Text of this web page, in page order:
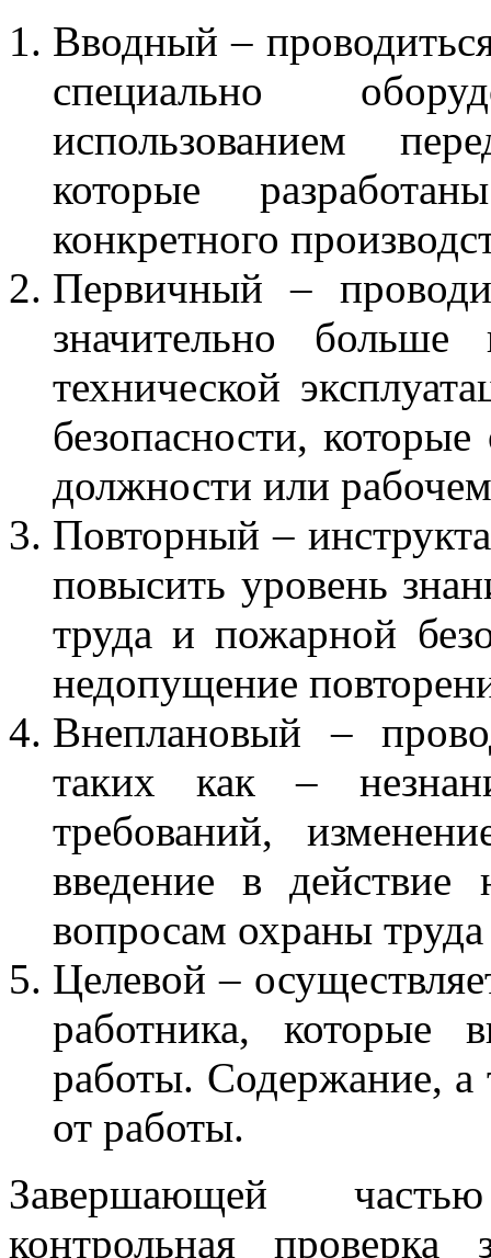
Вводный –
специально
использованием
которые
конкретного
Первичный –
значительно больше
технической
безопасности,
должности или
Повторный –
повысить уровень
труда и пожарной
недопущение
Внеплановый –
таких как –
требований,
введение в
вопросам охраны
Целевой –
работника, которые
работы. Содержание, а
от работы.
Завершающей
контрольная